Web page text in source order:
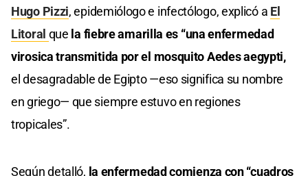
Hugo Pizzi, epidemiólogo e infectólogo, explicó a El
Litoral que la fiebre amarilla es “una enfermedad
virosica transmitida por el mosquito Aedes aegypti,
el desagradable de Egipto —eso significa su nombre
en griego— que siempre estuvo en regiones
tropicales”.
Según detalló, la enfermedad comienza con “cuadros